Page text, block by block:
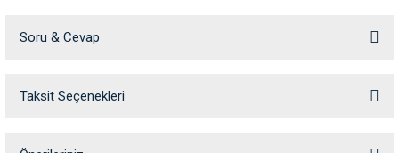
Soru & Cevap
Ürün hakkında henüz soru sorulmamış.
Taksit Seçenekleri